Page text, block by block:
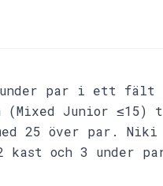
under par i ett
(Mixed Junior ≤15)
25 över par.
kast och 3 under